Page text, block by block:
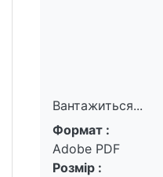
Вантажиться...
Вантажиться...
Формат :
Adobe PDF
Розмір :